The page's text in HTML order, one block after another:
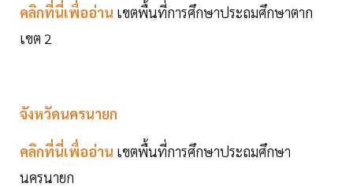
คลิกที่นี่เพื่ออ่าน เขตพื้นที่การศึกษาประถมศึกษาตาก
เขต 2
จังหวัดนครนายก
คลิกที่นี่เพื่ออ่าน เขตพื้นที่การศึกษาประถมศึกษา
นครนายก